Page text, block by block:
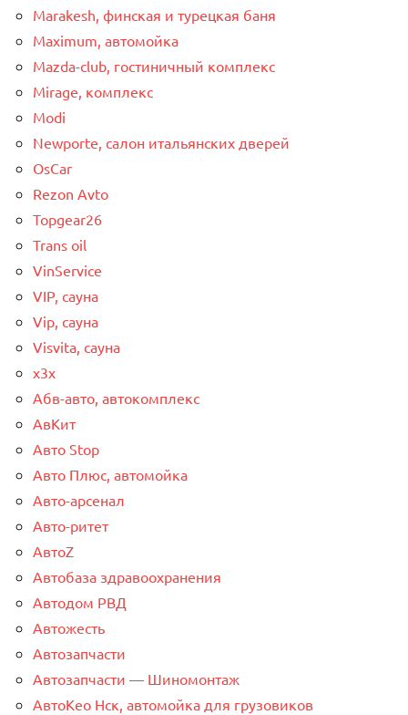
Marakesh, финская и турецкая баня
Maximum, автомойка
Mazda-club, гостиничный комплекс
Mirage, комплекс
Modi
Newporte, салон итальянских дверей
OsCar
Rezon Avto
Topgear26
Trans oil
VinService
VIP, сауна
Vip, сауна
Visvita, сауна
x3x
Абв-авто, автокомплекс
АвКит
Авто Stop
Авто Плюс, автомойка
Авто-арсенал
Авто-ритет
АвтоZ
Автобаза здравоохранения
Автодом РВД
Автожесть
Автозапчасти
Автозапчасти — Шиномонтаж
АвтоКео Нск, автомойка для грузовиков